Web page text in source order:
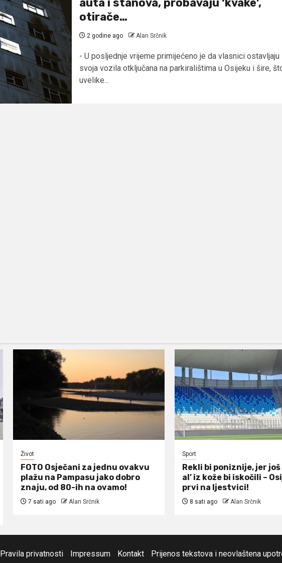
auta i stanova, probavaju ‘kvake’,
otirače…
2 godine ago Alan Srčnik
- U posljednje vrijeme primijećeno je da vlasnici ostavljaju
svoja vozila otključana na parkiralištima u Osijeku i šire,
uvelike...
Život
FOTO Osječani za jednu ovakvu
plažu na Pampasu jako dobro
znaju, od 80-ih na ovamo!
7 sati ago Alan Srčnik
Sport
Rekli bi poniznije, jer
al’ iz kože bi iskočili –
prvi na ljestvici!
8 sati ago Alan Srčnik
Pravila privatnosti Impressum Kontakt Prijenos tekstova i neovlaštena